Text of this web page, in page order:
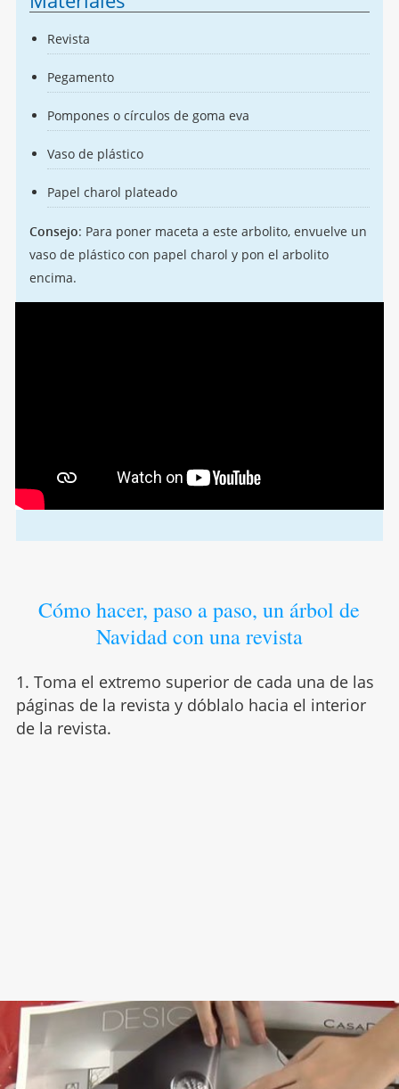
Revista
Pegamento
Pompones o círculos de goma eva
Vaso de plástico
Papel charol plateado
Consejo: Para poner maceta a este arbolito, envuelve un
vaso de plástico con papel charol y pon el arbolito
encima.
Cómo hacer, paso a paso, un árbol de
Navidad con una revista
1. Toma el extremo superior de cada una de las
páginas de la revista y dóblalo hacia el interior
de la revista.